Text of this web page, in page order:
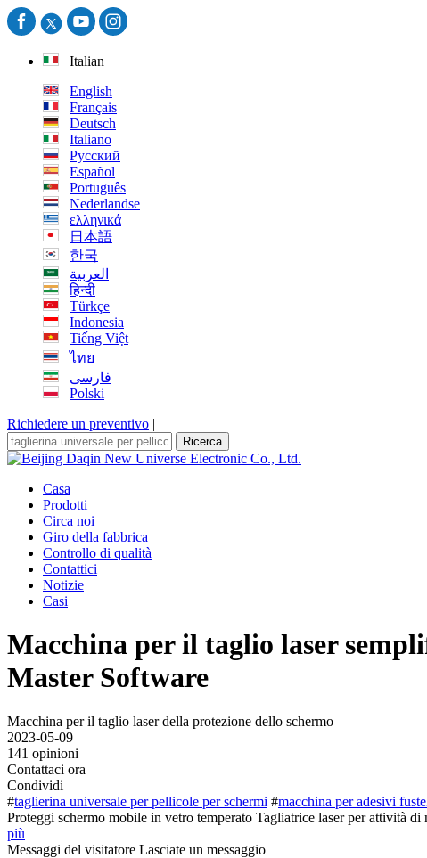
Italian
English
Français
Deutsch
Italiano
Русский
Español
Português
Nederlandse
ελληνικά
日本語
한국
العربية
हिन्दी
Türkçe
Indonesia
Tiếng Việt
ไทย
فارسی
Polski
Richiedere un preventivo |
Ricerca
Casa
Prodotti
Circa noi
Giro della fabbrica
Controllo di qualità
Contattici
Notizie
Casi
Macchina per il taglio laser
Master Software
Macchina per il taglio laser della protezione dello schermo
2023-05-09
141 opinioni
Contattaci ora
Condividi
#taglierina universale per pellicole per schermi #macchina per adesivi
Proteggi schermo mobile in vetro temperato Tagliatrice laser per attività
più
Messaggi del visitatore Lasciate un messaggio